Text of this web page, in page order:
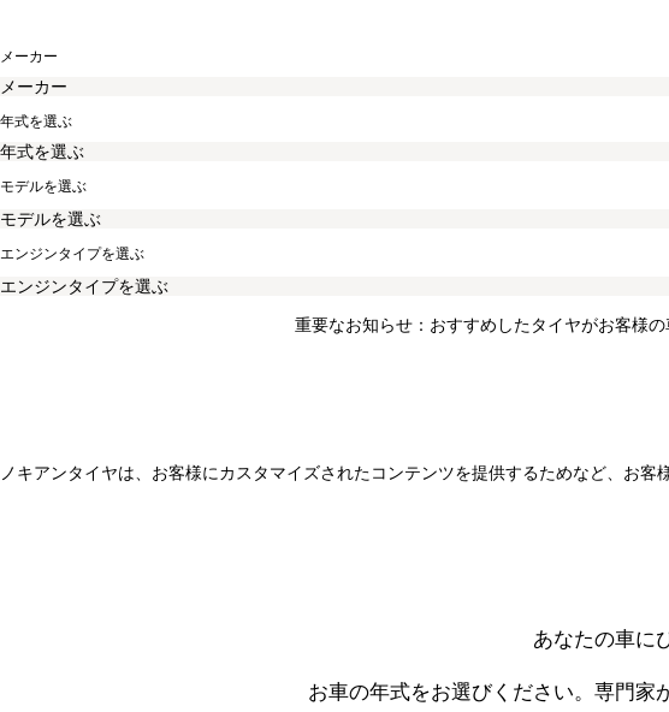
メーカー
年式を選ぶ
モデルを選ぶ
エンジンタイプを選ぶ
重要なお知らせ：おすすめしたタイヤがお客様
ノキアンタイヤは、お客様にカスタマイズされたコンテンツを提供するためなど、お
あなたの車に
お車の年式をお選びください。 専門家